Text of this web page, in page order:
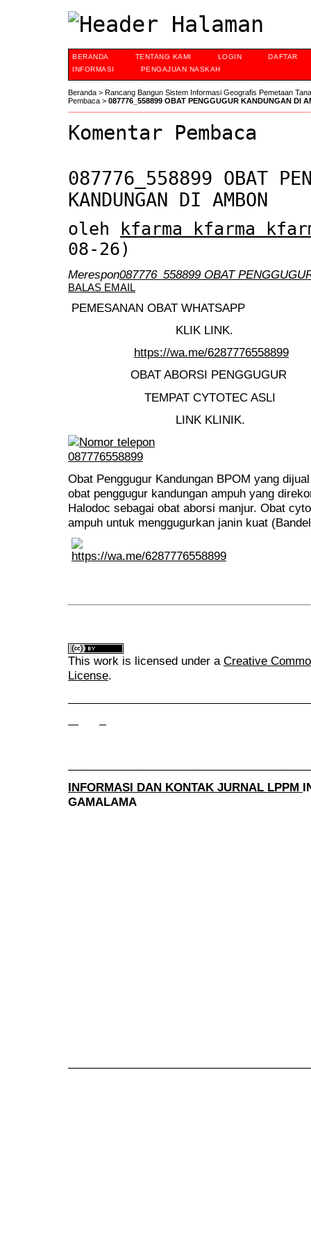
BERANDA TENTANG KAMI LOGIN
DAFTAR
INFORMASI
PENGAJUAN NASKAH
Beranda > Rancang Bangun Sistem Informasi Geografis Pemetaan
Pembaca > 087776_558899 OBAT PENGGUGUR KANDUNGAN DI
Komentar Pembaca
087776_558899 OBAT
KANDUNGAN DI AMBON
oleh
kfarma kfarma
08-26)
Merespon087776_558899 OBAT
BALAS EMAIL
PEMESANAN OBAT WHATSAPP
KLIK LINK.
https://wa.me/6287776558899
OBAT ABORSI PENGGUGUR
TEMPAT CYTOTEC ASLI
LINK KLINIK.
Obat Penggugur Kandungan BPOM yang
obat penggugur kandungan ampuh yang
Halodoc sebagai obat aborsi manjur. Obat
ampuh untuk menggugurkan janin kuat
This work is licensed under a Creative
License.
INFORMASI DAN KONTAK JURNAL LPPM
GAMALAMA